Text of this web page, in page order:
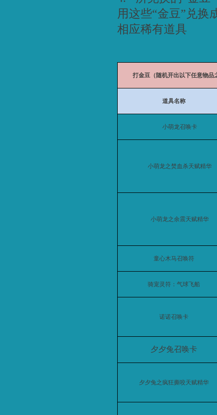
用这些“金豆”兑换
相应稀有道具
打金豆（随机开出以下任意物品
道具名称
小萌龙召唤卡
小萌龙之焚血杀天赋精华
小萌龙之余震天赋精华
童心木马召唤符
骑宠灵符：气球飞船
诺诺召唤卡
夕夕兔召唤卡
夕夕兔之疯狂撕咬天赋精华